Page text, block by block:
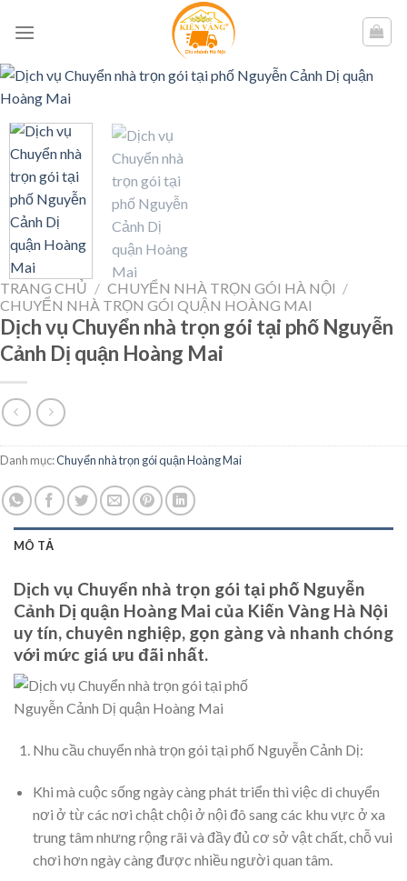
TRANG CHỦ / CHUYỂN NHÀ TRỌN GÓI HÀ NỘI /
CHUYỂN NHÀ TRỌN GÓI QUẬN HOÀNG MAI
Dịch vụ Chuyển nhà trọn gói tại phố Nguyễn
Cảnh Dị quận Hoàng Mai
Danh mục:Chuyển nhà trọn gói quận Hoàng Mai
MÔ TẢ
Dịch vụ Chuyển nhà trọn gói tại phố Nguyễn
Cảnh Dị quận Hoàng Mai của Kiến Vàng Hà Nội
uy tín, chuyên nghiệp, gọn gàng và nhanh chóng
với mức giá ưu đãi nhất.
Nhu cầu chuyển nhà trọn gói tại phố Nguyễn Cảnh Dị:
Khi mà cuộc sống ngày càng phát triển thì việc di chuyển
nơi ở từ các nơi chật chội ở nội đô sang các khu vực ở xa
trung tâm nhưng rộng rãi và đầy đủ cơ sở vật chất, chỗ vui
chơi hơn ngày càng được nhiều người quan tâm.